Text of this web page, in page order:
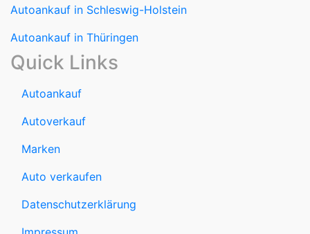
Autoankauf in Schleswig-Holstein
Autoankauf in Thüringen
Quick Links
Autoankauf
Autoverkauf
Marken
Auto verkaufen
Datenschutzerklärung